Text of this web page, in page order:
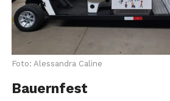
Foto: Alessandra Caline
Bauernfest